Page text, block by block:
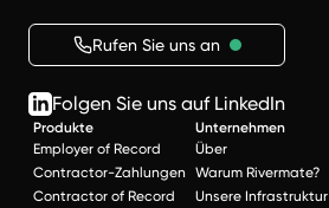
Rufen Sie uns an
Folgen Sie uns auf LinkedIn
Produkte
Employer of Record
Contractor-Zahlungen
Contractor of Record
Unternehmen
Über
Warum Rivermate?
Unsere Infrastruktur